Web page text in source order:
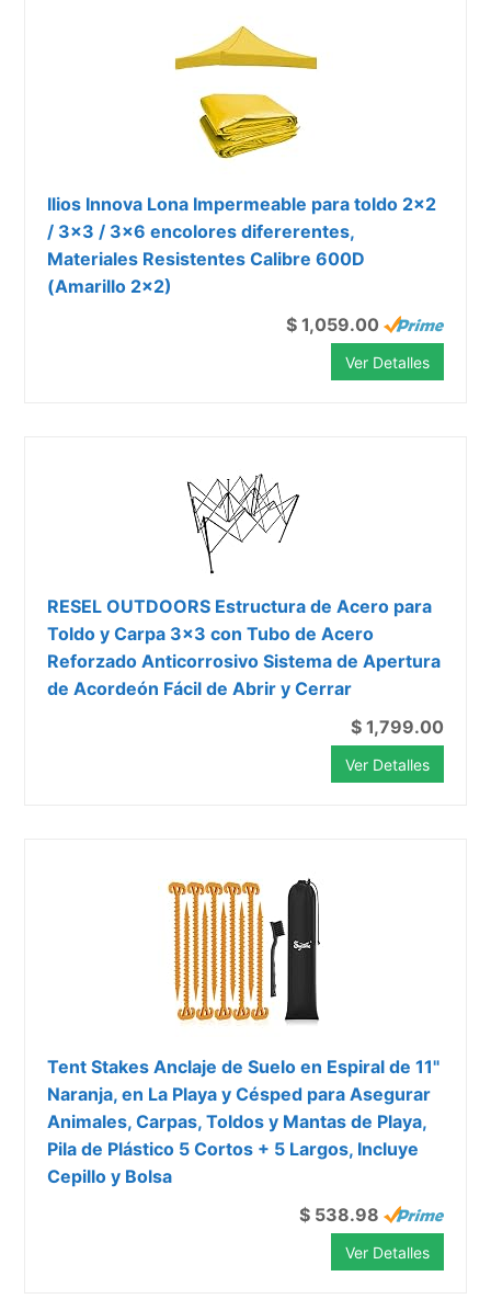
Ilios Innova Lona Impermeable para toldo 2x2
/ 3x3 / 3x6 encolores difererentes,
Materiales Resistentes Calibre 600D
(Amarillo 2x2)
$ 1,059.00
Ver Detalles
RESEL OUTDOORS Estructura de Acero para
Toldo y Carpa 3x3 con Tubo de Acero
Reforzado Anticorrosivo Sistema de Apertura
de Acordeón Fácil de Abrir y Cerrar
$ 1,799.00
Ver Detalles
Tent Stakes Anclaje de Suelo en Espiral de 11"
Naranja, en La Playa y Césped para Asegurar
Animales, Carpas, Toldos y Mantas de Playa,
Pila de Plástico 5 Cortos + 5 Largos, Incluye
Cepillo y Bolsa
$ 538.98
Ver Detalles